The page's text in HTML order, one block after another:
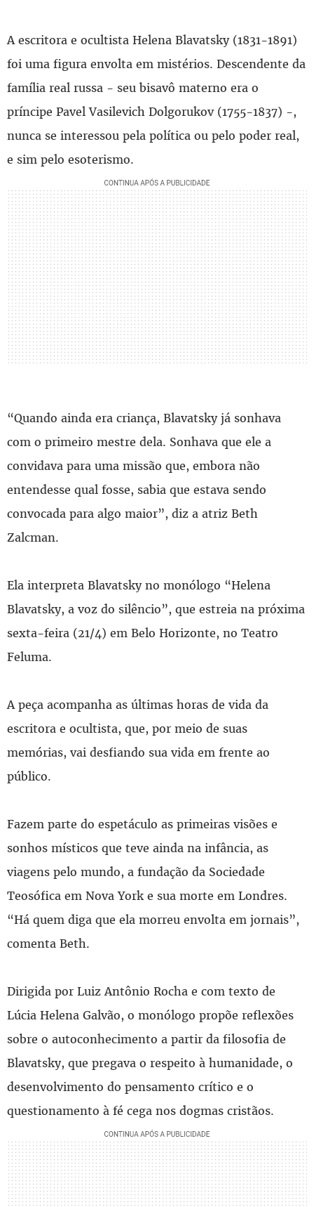
A escritora e ocultista Helena Blavatsky (1831-1891)
foi uma figura envolta em mistérios. Descendente da
família real russa - seu bisavô materno era o
príncipe Pavel Vasilevich Dolgorukov (1755-1837) -,
nunca se interessou pela política ou pelo poder real,
e sim pelo esoterismo.
“Quando ainda era criança, Blavatsky já sonhava
com o primeiro mestre dela. Sonhava que ele a
convidava para uma missão que, embora não
entendesse qual fosse, sabia que estava sendo
convocada para algo maior”, diz a atriz Beth
Zalcman.
Ela interpreta Blavatsky no monólogo “Helena
Blavatsky, a voz do silêncio”, que estreia na próxima
sexta-feira (21/4) em Belo Horizonte, no Teatro
Feluma.
A peça acompanha as últimas horas de vida da
escritora e ocultista, que, por meio de suas
memórias, vai desfiando sua vida em frente ao
público.
Fazem parte do espetáculo as primeiras visões e
sonhos místicos que teve ainda na infância, as
viagens pelo mundo, a fundação da Sociedade
Teosófica em Nova York e sua morte em Londres.
“Há quem diga que ela morreu envolta em jornais”,
comenta Beth.
Dirigida por Luiz Antônio Rocha e com texto de
Lúcia Helena Galvão, o monólogo propõe reflexões
sobre o autoconhecimento a partir da filosofia de
Blavatsky, que pregava o respeito à humanidade, o
desenvolvimento do pensamento crítico e o
questionamento à fé cega nos dogmas cristãos.